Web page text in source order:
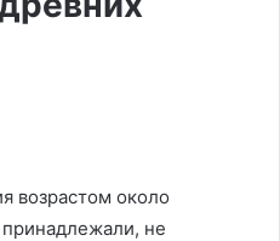
возрастом около
не